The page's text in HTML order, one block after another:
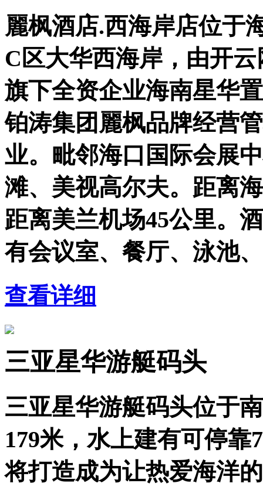
麗枫酒店.西海岸店位于
C区大华西海岸，由开
旗下全资企业海南星华
铂涛集团麗枫品牌经营
业。毗邻海口国际会展
滩、美视高尔夫。距离
距离美兰机场45公里。
有会议室、餐厅、泳池
查看详细
三亚星华游艇码头
三亚星华游艇码头位于
179米，水上建有可停
将打造成为让热爱海洋